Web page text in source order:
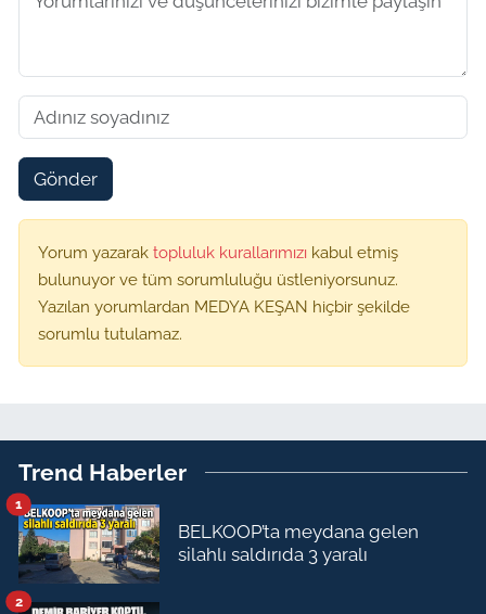
Gönder
Yorum yazarak topluluk kurallarımızı kabul etmiş
bulunuyor ve tüm sorumluluğu üstleniyorsunuz.
Yazılan yorumlardan MEDYA KEŞAN hiçbir şekilde
sorumlu tutulamaz.
Trend Haberler
BELKOOP’ta meydana gelen
silahlı saldırıda 3 yaralı
1
2